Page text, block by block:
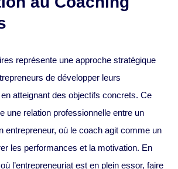
représente une approche stratégique
de développer leurs
atteignant des objectifs concrets. Ce
une relation professionnelle entre un
entrepreneur, où le coach agit comme un
les performances et la motivation. En
l’entrepreneuriat est en plein essor, faire